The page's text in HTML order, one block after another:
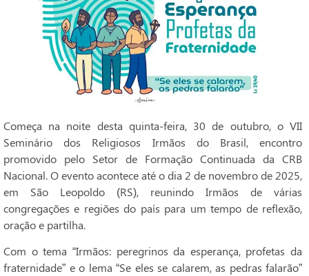
Começa na noite desta quinta-feira, 30 de outubro, o VII
Seminário dos Religiosos Irmãos do Brasil, encontro
promovido pelo Setor de Formação Continuada da CRB
Nacional. O evento acontece até o dia 2 de novembro de 2025,
em São Leopoldo (RS), reunindo Irmãos de várias
congregações e regiões do país para um tempo de reflexão,
oração e partilha.
Com o tema “Irmãos: peregrinos da esperança, profetas da
fraternidade” e o lema “Se eles se calarem, as pedras falarão”